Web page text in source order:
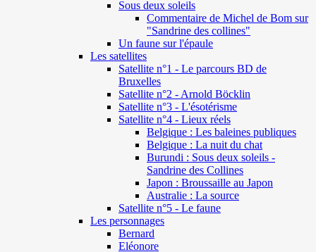
Sous deux soleils
Commentaire de Michel de Bom sur
"Sandrine des collines"
Un faune sur l'épaule
Les satellites
Satellite n°1 - Le parcours BD de
Bruxelles
Satellite n°2 - Arnold Böcklin
Satellite n°3 - L'ésotérisme
Satellite n°4 - Lieux réels
Belgique : Les baleines publiques
Belgique : La nuit du chat
Burundi : Sous deux soleils -
Sandrine des Collines
Japon : Broussaille au Japon
Australie : La source
Satellite n°5 - Le faune
Les personnages
Bernard
Eléonore